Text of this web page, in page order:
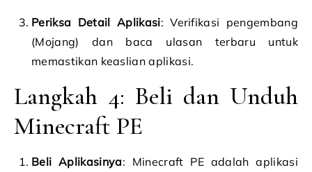
Periksa Detail Aplikasi: Verifikasi pengembang
(Mojang) dan baca ulasan terbaru untuk
memastikan keaslian aplikasi.
Langkah 4: Beli dan Unduh
Minecraft PE
Beli Aplikasinya: Minecraft PE adalah aplikasi